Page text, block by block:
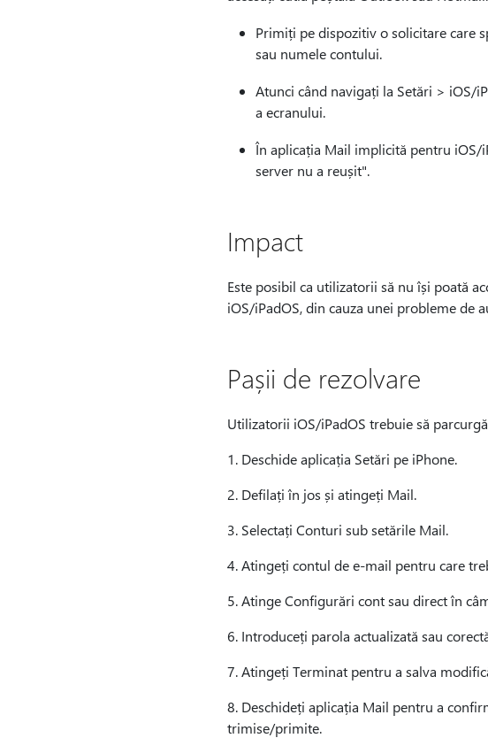
Primiți pe dispozitiv o solicitare care
sau numele contului.
Atunci când navigați la Setări > iOS/
a ecranului.
În aplicația Mail implicită pentru iOS/
server nu a reușit".
Impact
Este posibil ca utilizatorii să nu își poată
iOS/iPadOS, din cauza unei probleme de
Pașii de rezolvare
Utilizatorii iOS/iPadOS trebuie să
1. Deschide aplicația Setări pe iPhone.
2. Defilați în jos și atingeți Mail.
3. Selectați Conturi sub setările Mail.
4. Atingeți contul de e-mail pentru care
5. Atinge Configurări cont sau direct în
6. Introduceți parola actualizată sau
7. Atingeți Terminat pentru a salva
8. Deschideți aplicația Mail pentru a
trimise/primite. ​​​​​​​